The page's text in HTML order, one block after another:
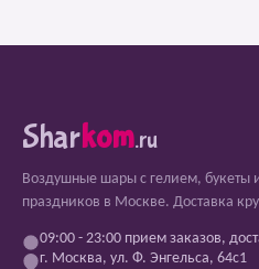
Sharkom.ru
Воздушные шары с гелием, букеты
праздников в Москве. Доставка
09:00 - 23:00 прием заказов,
г. Москва, ул. Ф. Энгельса, 64с1